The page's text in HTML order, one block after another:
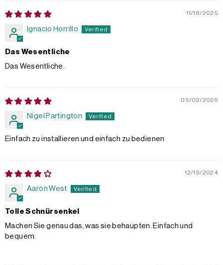
11/18/2025
Ignacio Horrillo
Das Wesentliche
Das Wesentliche.
05/02/2025
Nigel Partington
Einfach zu installieren und einfach zu bedienen
12/19/2024
Aaron West
Tolle Schnürsenkel
Machen Sie genau das, was sie behaupten. Einfach und
bequem.